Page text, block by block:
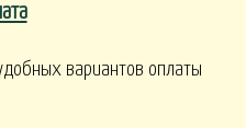
вариантов оплаты